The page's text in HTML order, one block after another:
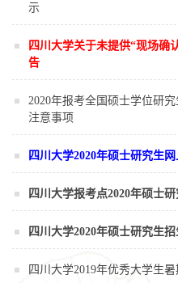
示
四川大学关于未提供“现场确
告
2020年报考全国硕士学位研
注意事项
四川大学2020年硕士研究生
四川大学报考点2020年硕士
四川大学2020年硕士研究生
四川大学2019年优秀大学生